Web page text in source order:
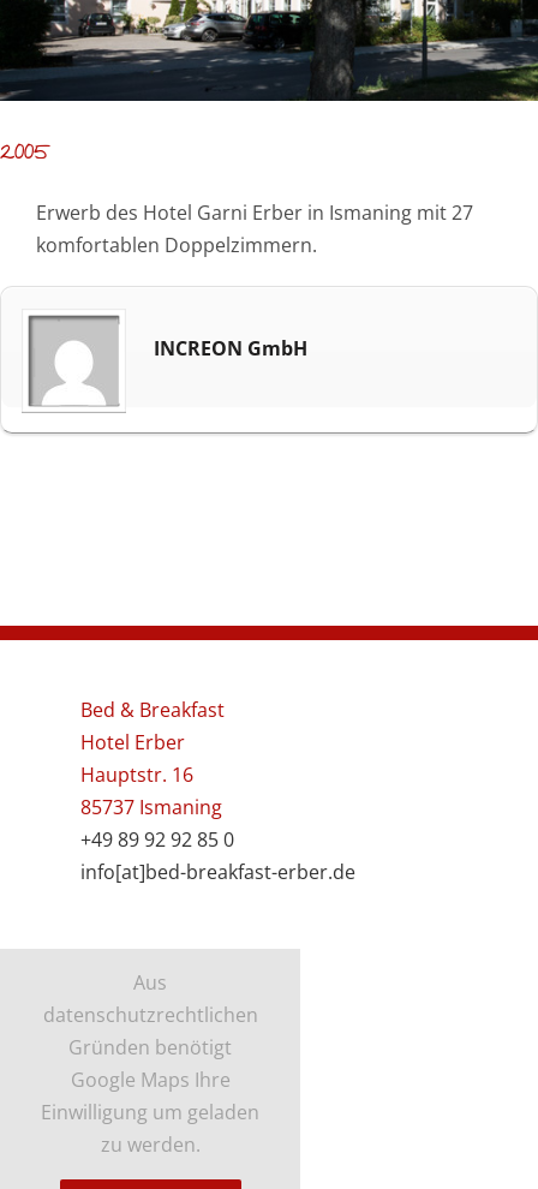
2005
Erwerb des Hotel Garni Erber in Ismaning mit 27
komfortablen Doppelzimmern.
INCREON GmbH
Bed & Breakfast
Hotel Erber
Hauptstr. 16
85737 Ismaning
+49 89 92 92 85 0
info[at]bed-breakfast-erber.de
Aus
datenschutzrechtlichen
Gründen benötigt
Google Maps Ihre
Einwilligung um geladen
zu werden.